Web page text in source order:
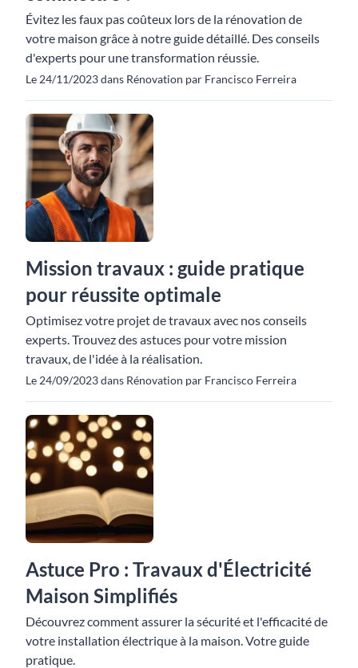
Évitez les faux pas coûteux lors de la rénovation de
votre maison grâce à notre guide détaillé. Des conseils
d'experts pour une transformation réussie.
Le 24/11/2023 dans Rénovation par Francisco Ferreira
Mission travaux : guide pratique
pour réussite optimale
Optimisez votre projet de travaux avec nos conseils
experts. Trouvez des astuces pour votre mission
travaux, de l'idée à la réalisation.
Le 24/09/2023 dans Rénovation par Francisco Ferreira
Astuce Pro : Travaux d'Électricité
Maison Simplifiés
Découvrez comment assurer la sécurité et l'efficacité de
votre installation électrique à la maison. Votre guide
pratique.